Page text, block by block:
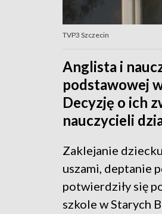
TVP3 Szczecin
Anglista i
podstawowej
Decyzję o ich
nauczycieli
Zaklejanie
uszami, deptanie
potwierdziły się
szkole w Starych